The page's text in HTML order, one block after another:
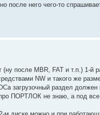
после него чего-то
(ну после MBR, FAT и т.п.) 1-
NW и такого же
загрузочный раздел
ПОРТЛОК не знаю, а под все